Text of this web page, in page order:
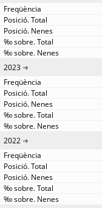
2023
2022